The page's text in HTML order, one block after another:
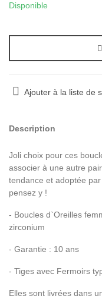
Disponible
Ajouter à la liste de
Description
Joli choix pour ces
associer à une autre
tendance et adoptée
pensez y !
- Boucles d`Oreilles
zirconium
- Garantie : 10 ans
- Tiges avec Fermoirs
Elles sont livrées dans